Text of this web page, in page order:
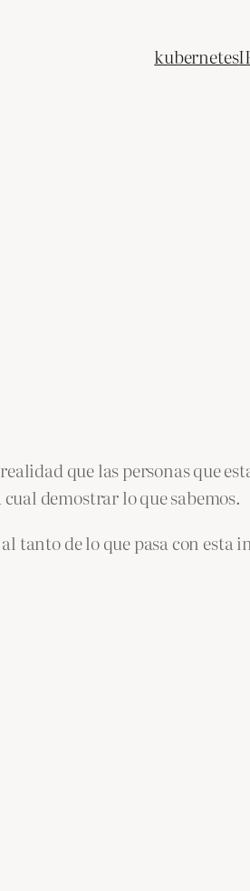
kubernetes
que las personas que
demostrar lo que sabemos.
tanto de lo que pasa con esta